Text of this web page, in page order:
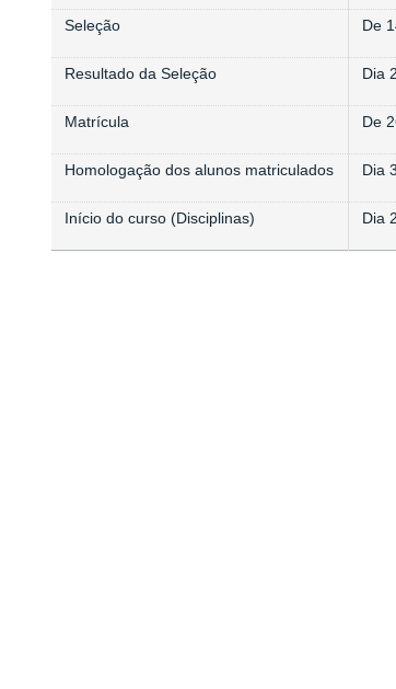
Seleção De
Resultado da Seleção Dia
Matrícula De
Homologação dos alunos matriculados Dia
Início do curso (Disciplinas) Dia